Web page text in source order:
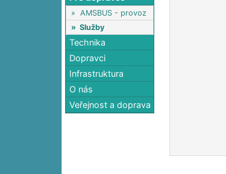
» AMSBUS - provoz
» Služby
Technika
Dopravci
Infrastruktura
O nás
Veřejnost a doprava